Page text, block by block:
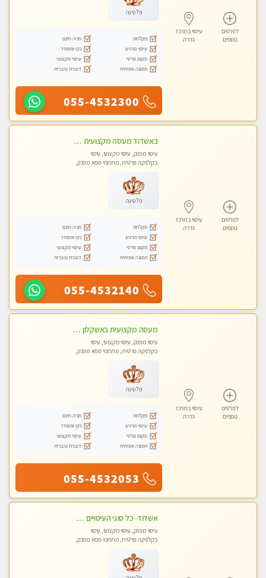
לפרטים
נוספים
עיסוי במרכז
גדרה
פלטינה
מקלחת
חניה חינם
עיסוי מרגיע
נקי ומסודר
מקום פרטי
עיסוי מקצועי
תמונה אמיתית
דוברת עיברית
055-4532300
לפרטים
נוספים
עיסוי במרכז
גדרה
באשדוד מעסה מקצועית חדשה ישראלית צעירה ואיכותית לעיסוי מרגיע ומפנק VIP-מומלץ לחלוטין! פרטי! ​​​​​​ Highly recommended
עיסוי מפנק, עיסוי מקצועי, עיסוי
בקלניקה פרטית, מתחמי ספא מפנק,
פלטינה
מקלחת
חניה חינם
עיסוי מרגיע
נקי ומסודר
מקום פרטי
עיסוי מקצועי
תמונה אמיתית
דוברת עיברית
055-4532140
לפרטים
נוספים
עיסוי במרכז
גדרה
מעסה מקצועית באשקלון מסאז' מפנק ומשחרר ומרגיע באווירה נעימה ושקטה
עיסוי מפנק, עיסוי מקצועי, עיסוי
בקלניקה פרטית, מתחמי ספא מפנק,
פלטינה
מקלחת
חניה חינם
עיסוי מרגיע
נקי ומסודר
מקום פרטי
עיסוי מקצועי
תמונה אמיתית
דוברת עיברית
055-4532053
אשדוד- כל סוגי העיסויים מעסה מקצועית ואיכותית פרטי!!!
עיסוי מפנק, עיסוי מקצועי, עיסוי
בקלניקה פרטית, מתחמי ספא מפנק,